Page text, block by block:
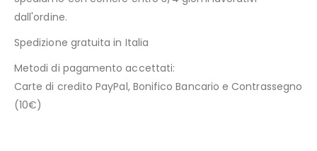
dall'ordine.
Spedizione gratuita in Italia
Metodi di pagamento accettati:
Carte di credito PayPal, Bonifico Bancario e Contrassegno
(10€)